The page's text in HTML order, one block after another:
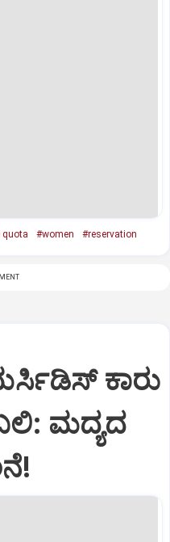
quota #women #reservation
ಕಾರು
ಮದ್ಯದ